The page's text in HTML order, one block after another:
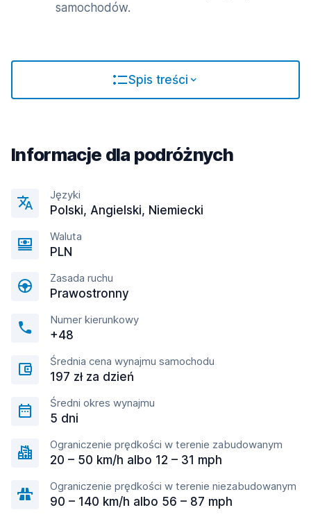
samochodów.
Spis treści
Informacje dla podróżnych
Języki
Polski, Angielski, Niemiecki
Waluta
PLN
Zasada ruchu
Prawostronny
Numer kierunkowy
+48
Średnia cena wynajmu samochodu
197 zł za dzień
Średni okres wynajmu
5 dni
Ograniczenie prędkości w terenie zabudowanym
20 – 50 km/h albo 12 – 31 mph
Ograniczenie prędkości w terenie niezabudowanym
90 – 140 km/h albo 56 – 87 mph